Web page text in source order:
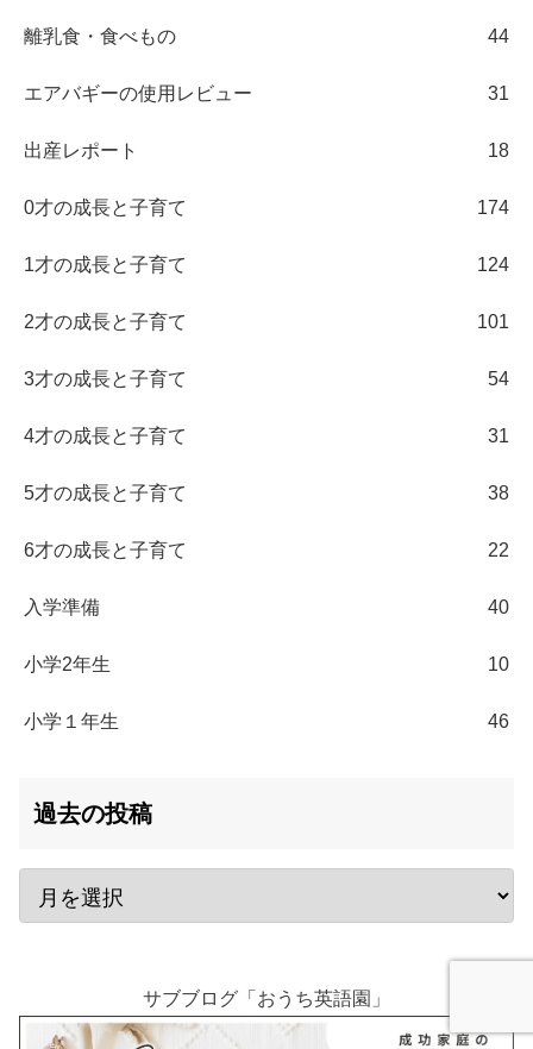
離乳食・食べもの 44
エアバギーの使用レビュー 31
出産レポート 18
0才の成長と子育て 174
1才の成長と子育て 124
2才の成長と子育て 101
3才の成長と子育て 54
4才の成長と子育て 31
5才の成長と子育て 38
6才の成長と子育て 22
入学準備 40
小学2年生 10
小学１年生 46
過去の投稿
サブブログ「おうち英語園」